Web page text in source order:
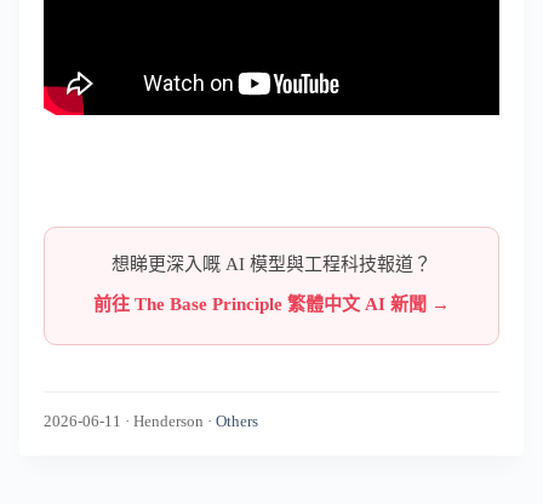
想睇更深入嘅 AI 模型與工程科技報道？
前往 The Base Principle 繁體中文 AI 新聞 →
2026-06-11 · Henderson · Others